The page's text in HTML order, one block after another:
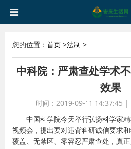
您的位置： 首页 >法制 >
中科院：严肃查处学术
效果
时间：2019-09-11 14:37:45 |
中国科学院今天举行弘扬科学家
视频会，提出要对违背科研诚信要求
覆盖、无禁区、零容忍严肃查处，真正